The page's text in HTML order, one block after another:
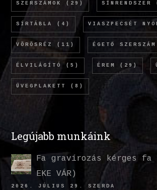
SZERSZÁMOK (29) SÍNRENDSZER
SÍRTÁBLA (4) VIASZPECSÉT
VÖRÖSRÉZ (11) ÉGETŐ SZERSZÁM
ÉLVILÁGÍTÓ (5) ÉREM (29)
ÜVEGPLAKETT (8)
Legújabb munkáink
Fa gravírozás kérges
EKE VÁR)
2026. JÚLIUS 29. SZERDA